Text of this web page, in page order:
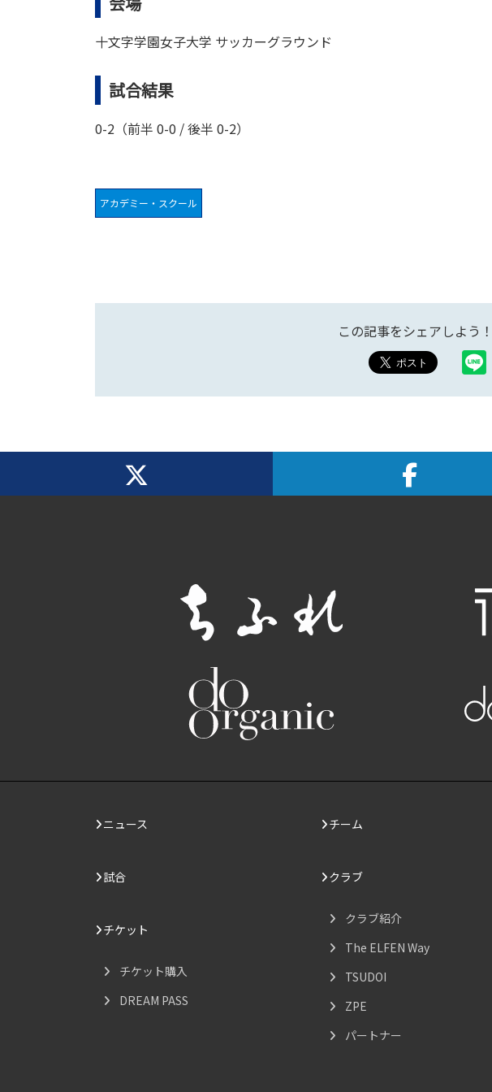
十文字学園女子大学 サッカーグラウンド
試合結果
0-2（前半 0-0 / 後半 0-2）
アカデミー・スクール
この記事をシェアしよう！
ニュース
試合
チケット
チケット購入
DREAM PASS
チーム
クラブ
クラブ紹介
The ELFEN Way
TSUDOI
ZPE
パートナー